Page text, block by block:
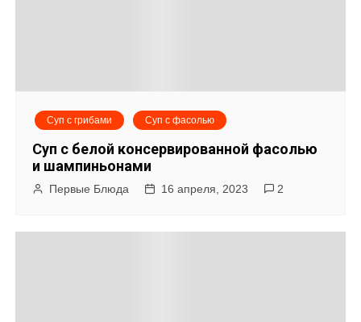
Суп с грибами Суп с фасолью
Суп с белой консервированной фасолью
и шампиньонами
Первые Блюда 16 апреля, 2023 2